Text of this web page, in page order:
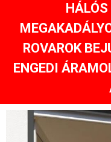
ROVAROK
ENGEDI